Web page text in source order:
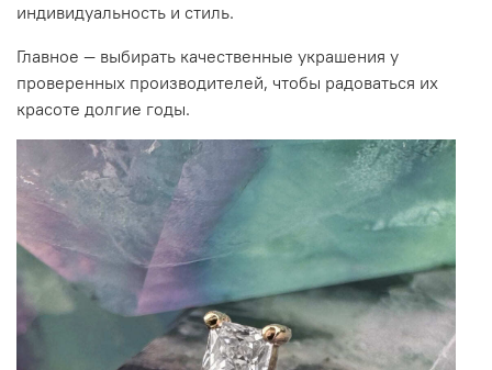
индивидуальность и стиль.
Главное — выбирать качественные украшения у
проверенных производителей, чтобы радоваться их
красоте долгие годы.